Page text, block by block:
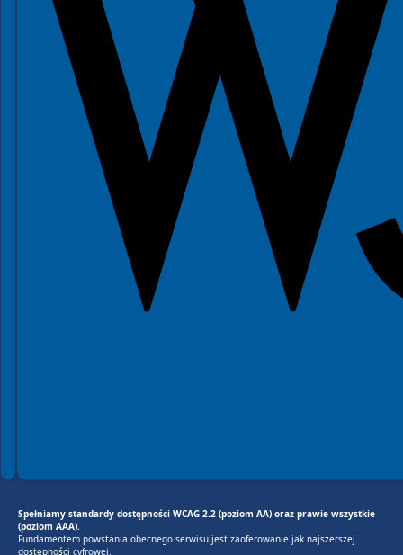
Spełniamy standardy dostępności WCAG 2.2 (poziom AA) oraz prawie wszystkie
(poziom AAA).
Fundamentem powstania obecnego serwisu jest zaoferowanie jak najszerszej
dostępności cyfrowej.